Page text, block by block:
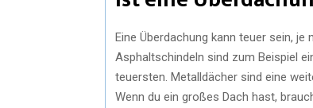
Eine Überdachung kann teuer sein,
Asphaltschindeln sind zum Beispiel
teuersten. Metalldächer sind eine
Wenn du ein großes Dach hast,